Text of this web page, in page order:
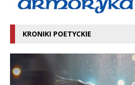
KRONIKI POETYCKIE